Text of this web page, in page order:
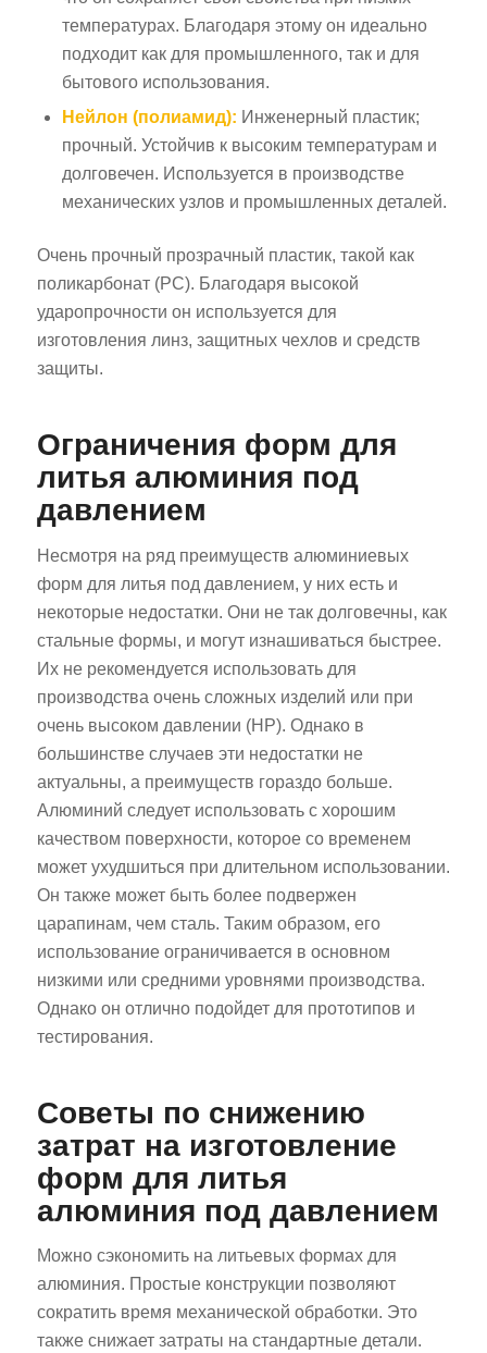
температурах. Благодаря этому он идеально
подходит как для промышленного, так и для
бытового использования.
Нейлон (полиамид): Инженерный пластик;
прочный. Устойчив к высоким температурам и
долговечен. Используется в производстве
механических узлов и промышленных деталей.
Очень прочный прозрачный пластик, такой как
поликарбонат (PC). Благодаря высокой
ударопрочности он используется для
изготовления линз, защитных чехлов и средств
защиты.
Ограничения форм для
литья алюминия под
давлением
Несмотря на ряд преимуществ алюминиевых
форм для литья под давлением, у них есть и
некоторые недостатки. Они не так долговечны, как
стальные формы, и могут изнашиваться быстрее.
Их не рекомендуется использовать для
производства очень сложных изделий или при
очень высоком давлении (HP). Однако в
большинстве случаев эти недостатки не
актуальны, а преимуществ гораздо больше.
Алюминий следует использовать с хорошим
качеством поверхности, которое со временем
может ухудшиться при длительном использовании.
Он также может быть более подвержен
царапинам, чем сталь. Таким образом, его
использование ограничивается в основном
низкими или средними уровнями производства.
Однако он отлично подойдет для прототипов и
тестирования.
Советы по снижению
затрат на изготовление
форм для литья
алюминия под давлением
Можно сэкономить на литьевых формах для
алюминия. Простые конструкции позволяют
сократить время механической обработки. Это
также снижает затраты на стандартные детали.